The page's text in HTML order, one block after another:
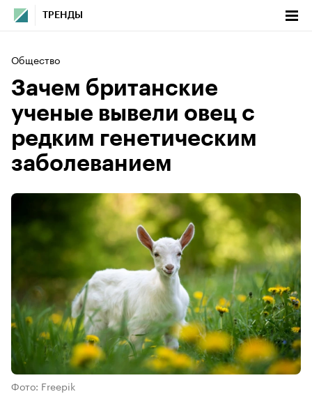
ТРЕНДЫ
Общество
Зачем британские
ученые вывели овец с
редким генетическим
заболеванием
Фото: Freepik